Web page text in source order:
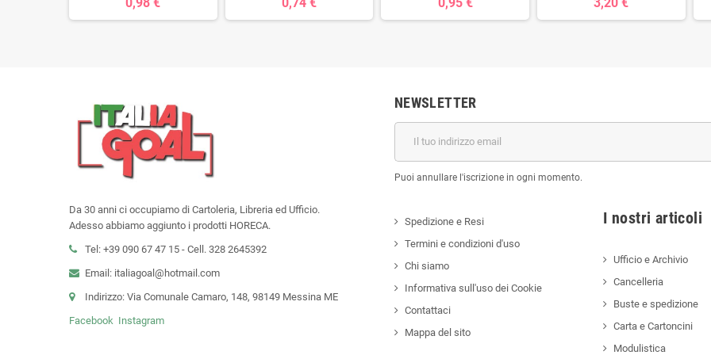
Da 30 anni ci occupiamo di Cartoleria, Libreria ed Ufficio.
Adesso abbiamo aggiunto i prodotti HORECA.
Tel: +39 090 67 47 15 - Cell. 328 2645392
Email: italiagoal@hotmail.com
Indirizzo: Via Comunale Camaro, 148, 98149 Messina ME
Facebook Instagram
NEWSLETTER
Puoi annullare l'iscrizione in ogni momento.
Spedizione e Resi
Termini e condizioni d'uso
Chi siamo
Informativa sull'uso dei Cookie
Contattaci
Mappa del sito
I nostri
Ufficio e Archivio
Cancelleria
Buste e spedizione
Carta e Cartoncini
Modulistica